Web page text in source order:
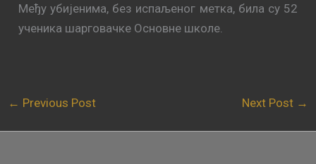
Међу убијенима, без испаљеног метка, била су 52
ученика шарговачке Основне школе.
← Previous Post Next Post →